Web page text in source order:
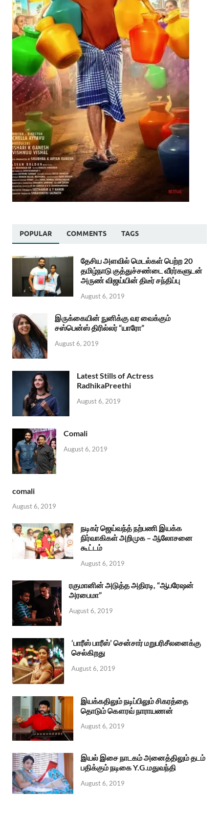
POPULAR COMMENTS TAGS
தேசிய அளவில் மெடல்கள் பெற்ற 20
தமிழ்நாடு குத்துச்சண்டை வீரர்களுடன்
அருண் விஜய்யின் திடீர் சந்திப்பு
August 6, 2019
இருக்கையின் நுனிக்கு வர வைக்கும்
சஸ்பென்ஸ் திரில்லர் “யாரோ”
August 6, 2019
Latest Stills of Actress
RadhikaPreethi
August 6, 2019
Comali
August 6, 2019
comali
August 6, 2019
நடிகர் ஜெய்வந்த் நற்பணி இயக்க
நிர்வாகிகள் அறிமுக – ஆலோசனை
கூட்டம்
August 6, 2019
ரகுமானின் அடுத்த அதிரடி, “ஆபரேஷன்
அரபைமா”
August 6, 2019
‘பாரீஸ் பாரீஸ்’ சென்சார் மறுபரிசீலனைக்கு
செல்கிறது
August 6, 2019
இயக்கதிலும் நடிப்பிலும் சிகரத்தை
தொடும் கௌரவ் நாராயணன்
August 6, 2019
இயல் இசை நாடகம் அனைத்திலும் தடம்
பதிக்கும் நடிகை Y.G.மதுவந்தி
August 6, 2019